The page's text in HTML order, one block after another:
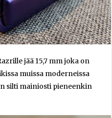
jää 15,7 mm joka on
muissa moderneissa
silti mainiosti pieneenkin